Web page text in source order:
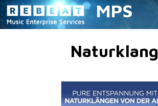
MPS
Naturklang